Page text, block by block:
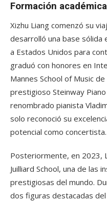
Formación
Xizhu Liang comenzó su
desarrolló una base sólida
a Estados Unidos para
graduó con honores en
Mannes School of Music
prestigioso Steinway
renombrado pianista
solo reconoció su
potencial como concertista.
Posteriormente, en 2023,
Juilliard School, una de las
prestigiosas del mundo.
dos figuras destacadas